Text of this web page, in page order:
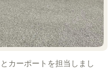
カーポートを担当しまし